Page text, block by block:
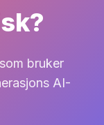
bruker
AI-